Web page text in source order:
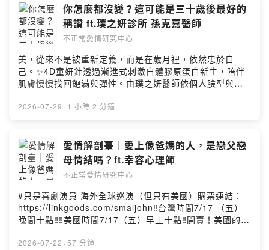
https://pse.is/R2AHE
▸▸ 劉宇珊 IG
https://pse.is/VB96W
犯與壓力看見日常歧獸，是改變的第一步每次說出口前，
多一點尊重與理解一起看見日常歧獸，終結日常歧視【終
結日常歧視】一起加入終結日常歧視的行列：
https://end-microaggression.com/monster#看見日常歧
獸終結日常歧視 #吉立亞醫藥 #GILEAD #多元包容 #跨世
代溝通---小額贊助支持【不正常愛情研究中心】：
https://open.firstory.me/join/abnorma...---關愛情的問
題、有關愛情有趣的故事，或是想和宇珊、豪平說話嗎？
【投稿】歡迎填寫表單：https://lihi2.com/xejz9【IG】幕
常愛研幕後 Behind the Scene 】製作 Producer｜ 劉官
維 Umas Liu設計 Designer｜劉宛諭 Lucy Liu剪輯
Editing｜阿翔腳本 Script｜ 劉官維 Umas Liu
你怎麼都沒變？這可能是三十歲後最好的
稱讚 ft.璞之妍診所 孫克嘉醫師
不正常愛情研究中心
美，從來不是被重新定義，而是在歲月裡，依然忠於自
己。✨4D童妍針透過漸進式刺激自體膠原蛋白新生，陪伴
肌膚慢慢找回飽滿與彈性。由璞之妍醫師依個人臉型與膚
饅化，呈現自然細緻、保有個人特色的年輕輪廓。🎙 本集
https://lihi2.com/LM1VM---小額贊助支持【不正常愛情研
究中心】： https://open.firstory.me/join/abnormalove-
--關於愛情的問題、有關愛情有趣的故事，或是想和宇珊、
豪平說話嗎？【投稿】歡迎填寫表單：
https://lihi2.com/xejz9【IG】幕後花絮都在這裡👉
https://lihi1.com/u3Bfv【FB】不正常愛情研究中心私密
社團：https://lihi1.com/bhxPw【不正常愛研幕後 Behind
the Scene 】製作 Producer｜ 劉官維 Umas Liu設計
Designer｜劉宛諭 Lucy Liu剪輯 Editing｜阿翔腳本
2026-07-29 · 1 小時 2 分鐘
愛情解剖臺｜愛上像爸媽的人，是戀父戀
母情結嗎？ft.幸容心理師
不正常愛情研究中心
#只是喜劇演員 海外全球巡演（但只有美國）購票連結：
https://linkgoods.com/smaljohn‼️台灣時間7/17 （五）
晚間十點‼️‼️美國時間7/17（五）早上十點‼️開賣！美國的朋
如下：1️⃣ 亞特蘭大Sept. 17 ✦黃豪平✦ 喜劇貴公子講座分
2026-07-22 · 57 分鐘